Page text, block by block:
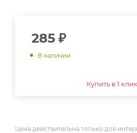
285 ₽
В наличии
Купить в 1 клик
Цена действительна только для